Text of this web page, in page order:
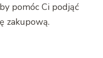
pomóc Ci podjąć
zakupową.